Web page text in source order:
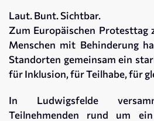
Laut. Bunt. Sichtbar.
Zum Europäischen Protesttag
Menschen mit Behinderung
Standorten gemeinsam ein
für Inklusion, für Teilhabe, für
In Ludwigsfelde
Teilnehmenden rund um